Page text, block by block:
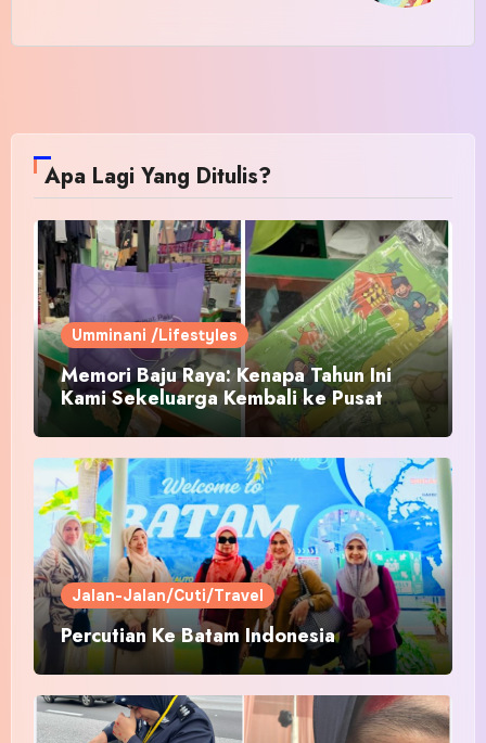
Apa Lagi Yang Ditulis?
Umminani /Lifestyles
Memori Baju Raya: Kenapa Tahun Ini
Kami Sekeluarga Kembali ke Pusat
Pakaian Hari-Hari?
Jalan-Jalan/Cuti/Travel
Percutian Ke Batam Indonesia